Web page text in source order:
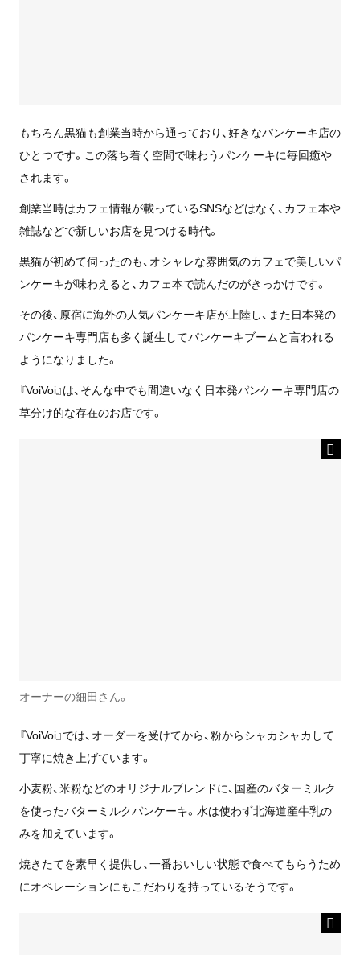
もちろん黒猫も創業当時から通っており、好きなパンケーキ店の
ひとつです。この落ち着く空間で味わうパンケーキに毎回癒や
されます。
創業当時はカフェ情報が載っているSNSなどはなく、カフェ本や
雑誌などで新しいお店を見つける時代。
黒猫が初めて伺ったのも、オシャレな雰囲気のカフェで美しいパ
ンケーキが味わえると、カフェ本で読んだのがきっかけです。
その後、原宿に海外の人気パンケーキ店が上陸し、また日本発の
パンケーキ専門店も多く誕生してパンケーキブームと言われる
ようになりました。
『VoiVoi』は、そんな中でも間違いなく日本発パンケーキ専門店の
草分け的な存在のお店です。
オーナーの細田さん。
『VoiVoi』では、オーダーを受けてから、粉からシャカシャカして
丁寧に焼き上げています。
小麦粉、米粉などのオリジナルブレンドに、国産のバターミルク
を使ったバターミルクパンケーキ。水は使わず北海道産牛乳の
みを加えています。
焼きたてを素早く提供し、一番おいしい状態で食べてもらうため
にオペレーションにもこだわりを持っているそうです。